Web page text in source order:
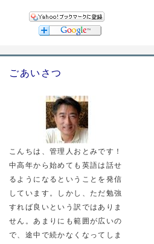
ごあいさつ
こんちは、管理人おとみです！
中高年から始めても英語は話せ
るようになるということを発信
しています。しかし、ただ勉強
すれば良いという訳ではありま
せん。あまりにも範囲が広いの
で、途中で続かなくなってしま